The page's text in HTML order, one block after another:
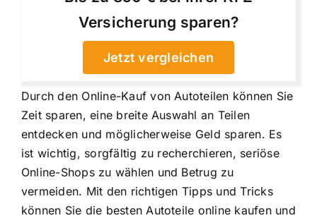
Versicherung sparen?
Jetzt vergleichen
Durch den Online-Kauf von Autoteilen können Sie
Zeit sparen, eine breite Auswahl an Teilen
entdecken und möglicherweise Geld sparen. Es
ist wichtig, sorgfältig zu recherchieren, seriöse
Online-Shops zu wählen und Betrug zu
vermeiden. Mit den richtigen Tipps und Tricks
können Sie die besten Autoteile online kaufen und